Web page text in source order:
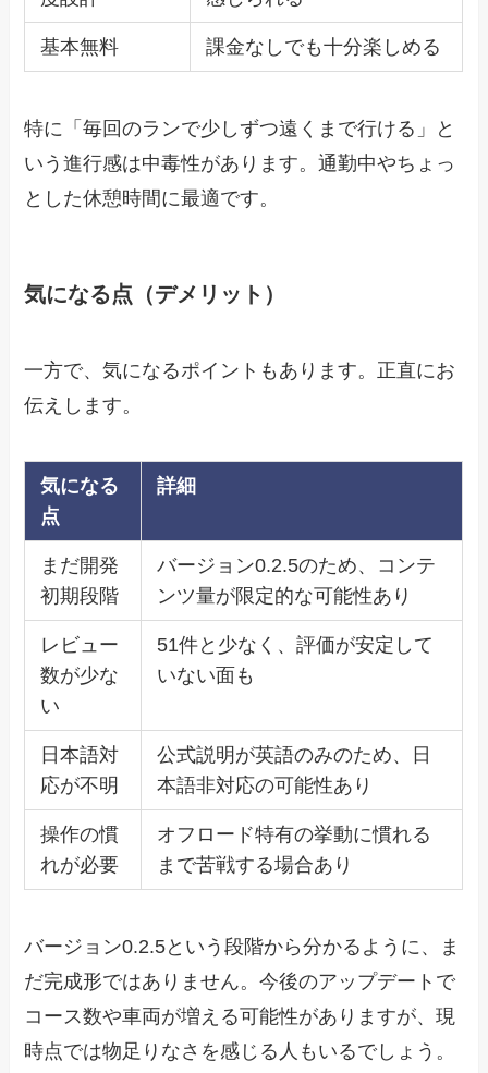
基本無料 課金なしでも十分楽しめる
特に「毎回のランで少しずつ遠くまで行ける」と
いう進行感は中毒性があります。通勤中やちょっ
とした休憩時間に最適です。
気になる点（デメリット）
一方で、気になるポイントもあります。正直にお
伝えします。
気になる
点
詳細
まだ開発
初期段階
バージョン0.2.5のため、コンテ
ンツ量が限定的な可能性あり
レビュー
数が少な
い
51件と少なく、評価が安定して
いない面も
日本語対
応が不明
公式説明が英語のみのため、日
本語非対応の可能性あり
操作の慣
れが必要
オフロード特有の挙動に慣れる
まで苦戦する場合あり
バージョン0.2.5という段階から分かるように、ま
だ完成形ではありません。今後のアップデートで
コース数や車両が増える可能性がありますが、現
時点では物足りなさを感じる人もいるでしょう。